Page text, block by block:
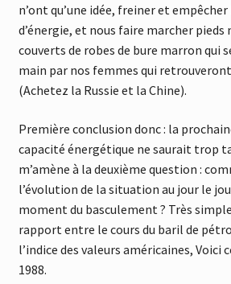
n’ont qu’une idée, freiner et
d’énergie, et nous faire marcher pieds
couverts de robes de bure marron qui
main par nos femmes qui
(Achetez la Russie et la Chine).
Première conclusion donc : la
capacité énergétique ne saurait trop
m’amène à la deuxième question :
l’évolution de la situation au jour le
moment du basculement ? Très
rapport entre le cours du baril de
l’indice des valeurs américaines, Voici
1988.